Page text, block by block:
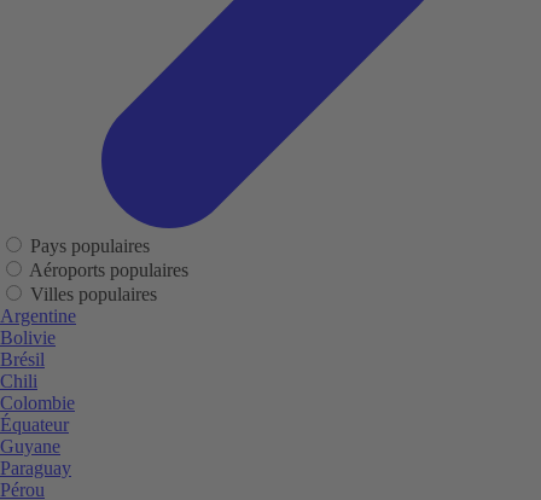
Pays populaires
Aéroports populaires
Villes populaires
Argentine
Bolivie
Brésil
Chili
Colombie
Équateur
Guyane
Paraguay
Pérou